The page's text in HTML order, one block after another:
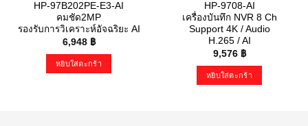
HP-97B202PE-E3-AI
คมชัด2MP
รองรับการวิเคราะห์อัจฉริยะ AI
6,948 ฿
หยิบใส่ตะกร้า
HP-9708-AI
เครื่องบันทึก NVR 8 Ch
Support 4K / Audio
H.265 / AI
9,576 ฿
หยิบใส่ตะกร้า